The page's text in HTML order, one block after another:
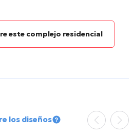
este complejo residencial
los diseños